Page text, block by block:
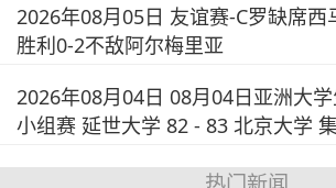
2026年08月05日 友谊赛-C罗缺席西
胜利0-2不敌阿尔梅里亚
2026年08月04日 08月04日亚洲大
小组赛 延世大学 82 - 83 北京大学